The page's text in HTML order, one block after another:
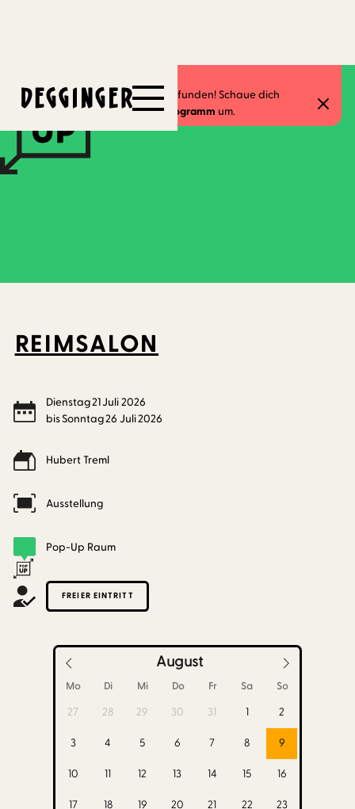
Dieses Event hat schon stattgefunden! Schaue dich
gerne in unseremaktuellen Programm um.
21.7.2026-26.7.2026
REIMSALON
Dienstag21Juli2026
bisSonntag26 Juli2026
Hubert Treml
Ausstellung
Pop-Up Raum
FREIER EINTRITT
August
Mo Di Mi Do Fr Sa So
27 28 29 30 31 1 2
3 4 5 6 7 8 9
10 11 12 13 14 15 16
17 18 19 20 21 22 23